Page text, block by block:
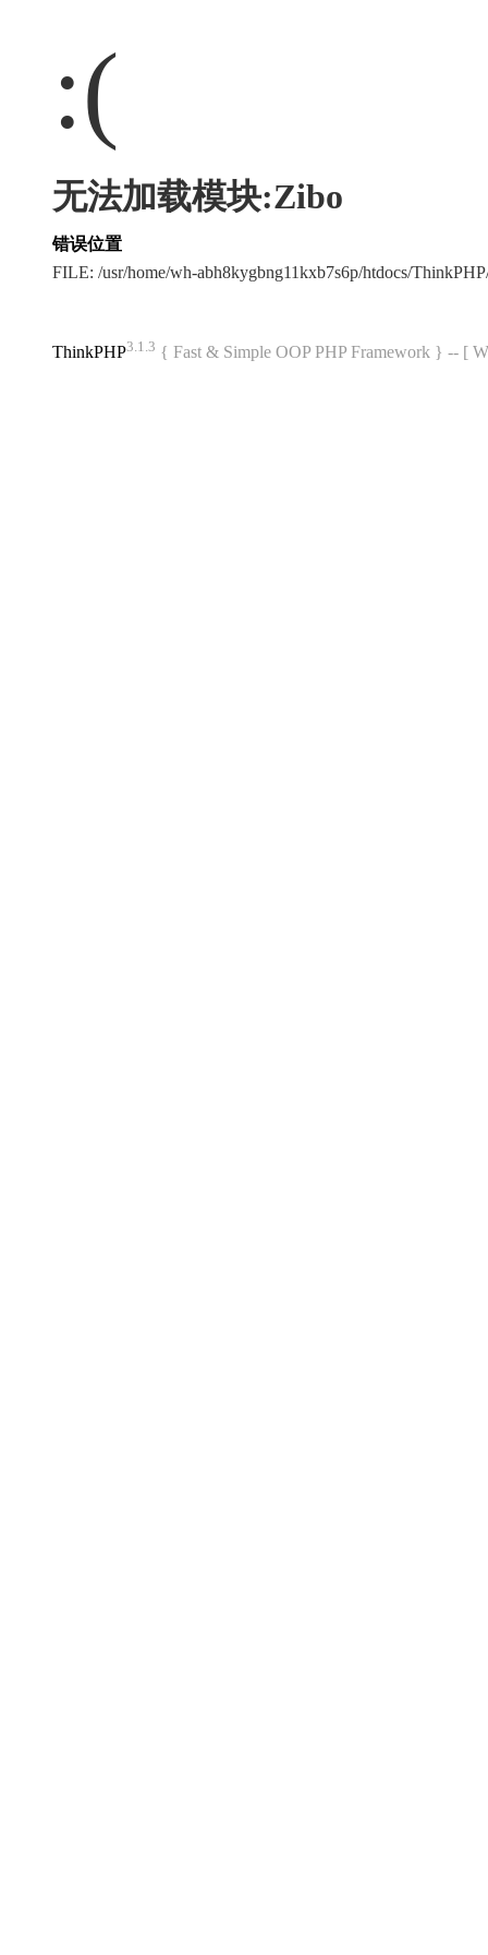
:(
无法加载模块:Zibo
错误位置
FILE: /usr/home/wh-abh8kygbng11kxb7s6p/htdocs/
ThinkPHP3.1.3 { Fast & Simple OOP PHP Framework } -- [